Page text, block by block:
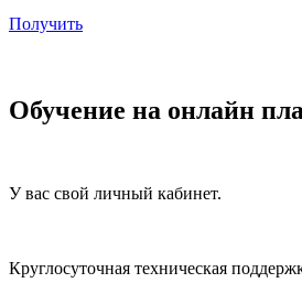
Получить
Обучение на онлайн
У вас свой личный кабинет.
Круглосуточная техническая